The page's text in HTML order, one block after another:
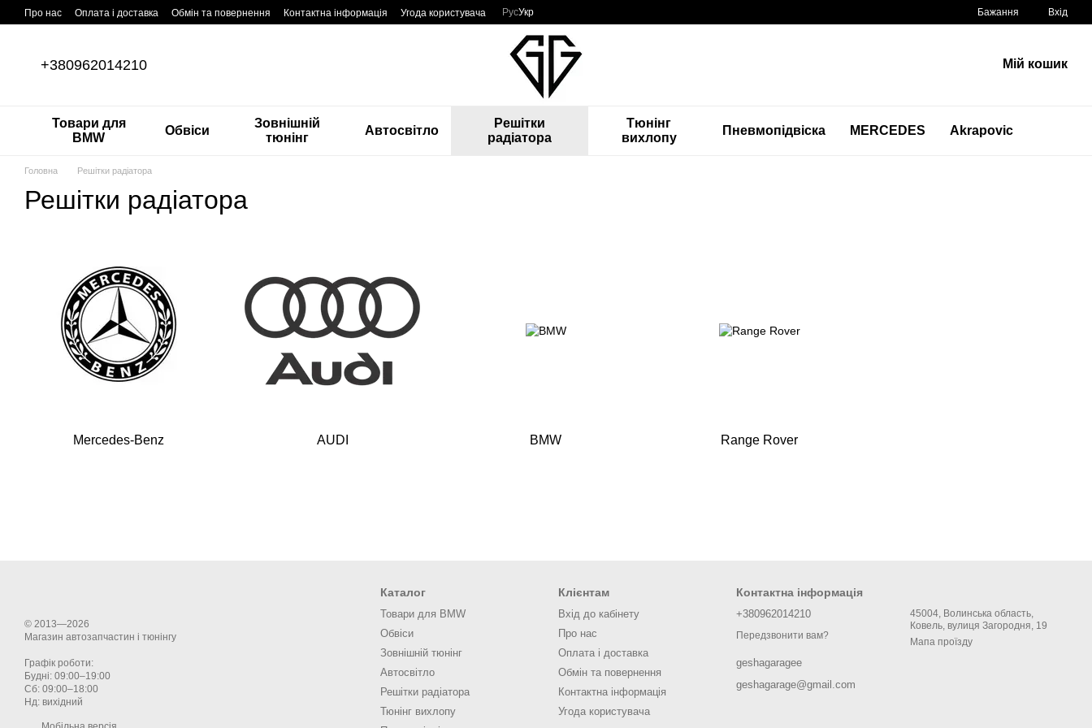
Перейти до основного контенту
Про нас Оплата і доставка Обмін та повернення Контактна інформація Угода користувача РусУкр Бажання Вхід
+380962014210 Мій кошик
Товари для
BMW
Обвіси
Зовнішній
тюнінг
Автосвітло
Решітки
радіатора
Тюнінг
вихлопу
Пневмопідвіска MERCEDES Akrapovic
Головна Решітки радіатора
Решітки радіатора
Mercedes-Benz AUDI BMW Range Rover
© 2013—2026
Магазин автозапчастин і тюнінгу
Графік роботи:
Будні: 09:00–19:00
Сб: 09:00–18:00
Нд: вихідний
Каталог
Товари для BMW
Обвіси
Зовнішній тюнінг
Автосвітло
Решітки радіатора
Тюнінг вихлопу
Клієнтам
Вхід до кабінету
Про нас
Оплата і доставка
Обмін та повернення
Контактна інформація
Угода користувача
Контактна інформація
+380962014210
Передзвонити вам?
geshagaragee
geshagarage@gmail.com
45004, Волинська область,
Ковель, вулиця Загородня, 19
Мапа проїзду